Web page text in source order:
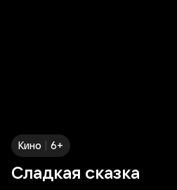
Кино | 6+
Сладкая сказка